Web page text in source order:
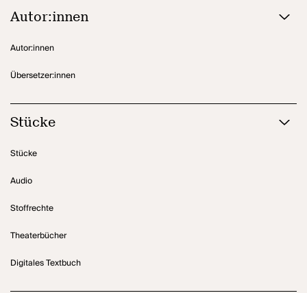
Autor:innen
Autor:innen
Übersetzer:innen
Stücke
Stücke
Audio
Stoffrechte
Theaterbücher
Digitales Textbuch